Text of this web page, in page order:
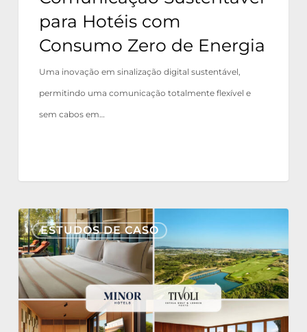
Energia
para Hotéis com
Consumo Zero de Energia
Uma inovação em sinalização digital sustentável,
permitindo uma comunicação totalmente flexível e
sem cabos em…
ESTUDOS DE CASO
Tivoli
Estela
Golf
&
Lodges
escolhe